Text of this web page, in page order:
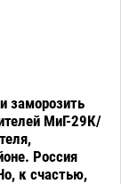
заморозить
МиГ-29К/
Россия
к счастью,